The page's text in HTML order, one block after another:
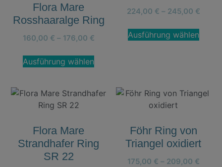
Flora Mare
Rosshaaralge Ring
160,00 € – 176,00 €
Ausführung wählen
224,00 € – 245,00 €
Ausführung wählen
Flora Mare
Strandhafer Ring
SR 22
Föhr Ring von
Triangel oxidiert
175,00 € – 209,00 €